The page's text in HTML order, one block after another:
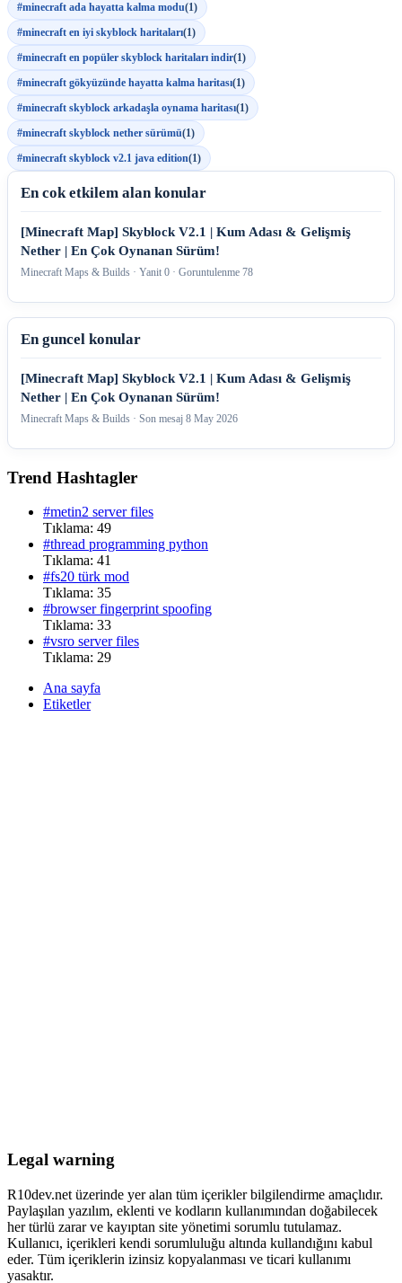
#minecraft ada hayatta kalma modu(1)
#minecraft en iyi skyblock haritaları(1)
#minecraft en popüler skyblock haritaları indir(1)
#minecraft gökyüzünde hayatta kalma haritası(1)
#minecraft skyblock arkadaşla oynama haritası(1)
#minecraft skyblock nether sürümü(1)
#minecraft skyblock v2.1 java edition(1)
En cok etkilem alan konular
[Minecraft Map] Skyblock V2.1 | Kum Adası & Gelişmiş
Nether | En Çok Oynanan Sürüm!
Minecraft Maps & Builds · Yanit 0 · Goruntulenme 78
En guncel konular
[Minecraft Map] Skyblock V2.1 | Kum Adası & Gelişmiş
Nether | En Çok Oynanan Sürüm!
Minecraft Maps & Builds · Son mesaj 8 May 2026
Trend Hashtagler
#metin2 server files
Tıklama: 49
#thread programming python
Tıklama: 41
#fs20 türk mod
Tıklama: 35
#browser fingerprint spoofing
Tıklama: 33
#vsro server files
Tıklama: 29
Ana sayfa
Etiketler
Legal warning
R10dev.net üzerinde yer alan tüm içerikler bilgilendirme amaçlıdır.
Paylaşılan yazılım, eklenti ve kodların kullanımından doğabilecek
her türlü zarar ve kayıptan site yönetimi sorumlu tutulamaz.
Kullanıcı, içerikleri kendi sorumluluğu altında kullandığını kabul
eder. Tüm içeriklerin izinsiz kopyalanması ve ticari kullanımı
yasaktır.